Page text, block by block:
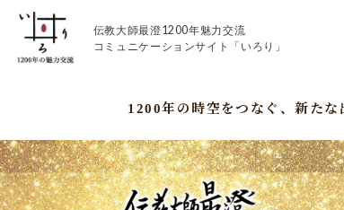
伝教大師最澄1200年魅力交流
コミュニケーションサイト「いろり」
1200年の時空をつなぐ、新た